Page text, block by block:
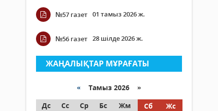
№57 газет 01 тамыз 2026 ж.
№56 газет 28 шілде 2026 ж.
ЖАҢАЛЫҚТАР МҰРАҒАТЫ
« Тамыз 2026 »
Дс
Сс Ср Бс Жм Сб
Жс